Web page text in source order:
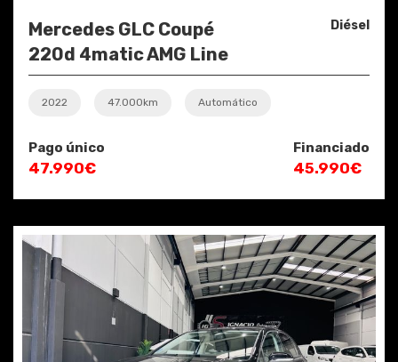
Mercedes GLC Coupé
220d 4matic AMG Line
Diésel
2022 47.000km Automático
Pago único
47.990€
Financiado
45.990€